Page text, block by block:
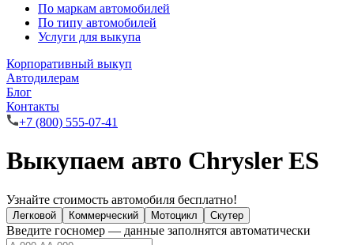
По маркам автомобилей
По типу автомобилей
Услуги для выкупа
Корпоративный выкуп
Автодилерам
Блог
Контакты
+7 (800) 555-07-41
Выкупаем авто Chrysler ES
Узнайте стоимость автомобиля бесплатно!
Легковой Коммерческий Мотоцикл Скутер
Введите госномер — данные заполнятся автоматически